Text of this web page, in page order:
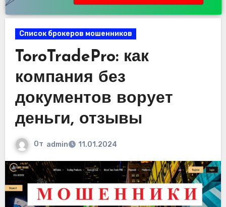
Список брокеров мошенников
ToroTradePro: как
компания без
документов ворует
деньги, отзывы
От admin 11.01.2024